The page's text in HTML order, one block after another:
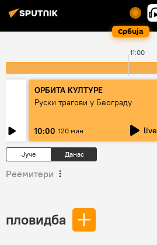
Србија
11:00
ОРБИТА КУЛТУРЕ
Руски трагови у Београду
10:00 120 мин live
Јуче Данас
Реемитери
пловидба